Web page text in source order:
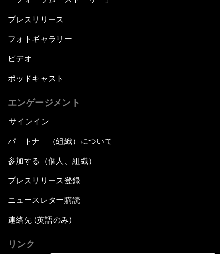
プレスリリース
フォトギャラリー
ビデオ
ポッドキャスト
エンゲージメント
サインイン
パートナー（組織）について
参加する（個人、組織）
プレスリリース登録
ニュースレター購読
連絡先 (英語のみ)
リンク